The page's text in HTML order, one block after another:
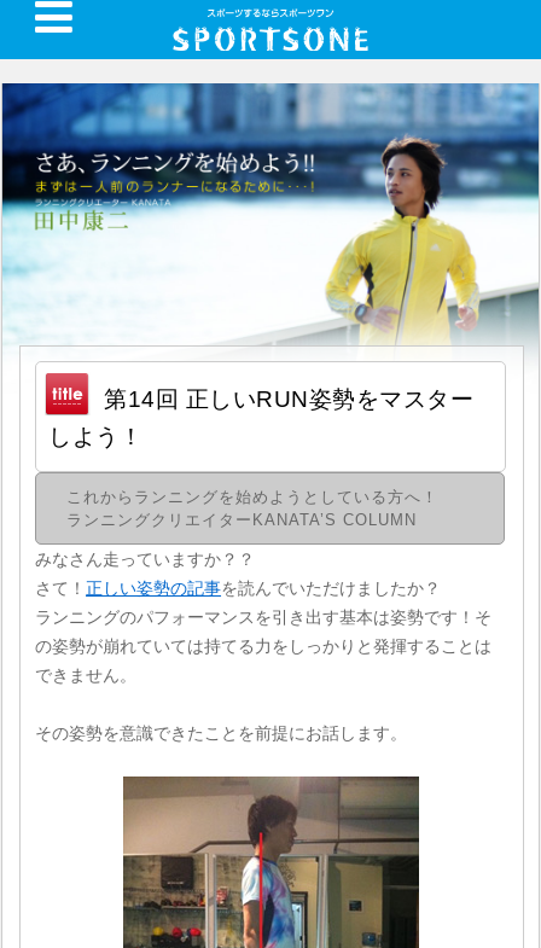
第14回 正しいRUN姿勢をマスター
しよう！
これからランニングを始めようとしている方へ！
ランニングクリエイターKANATA’S COLUMN
みなさん走っていますか？？
さて！正しい姿勢の記事を読んでいただけましたか？
ランニングのパフォーマンスを引き出す基本は姿勢です！そ
の姿勢が崩れていては持てる力をしっかりと発揮することは
できません。
その姿勢を意識できたことを前提にお話します。